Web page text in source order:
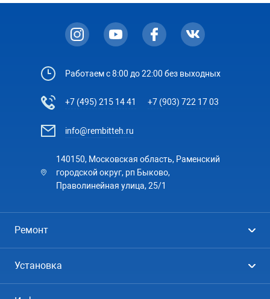
Работаем с 8:00 до 22:00 без выходных
+7 (495) 215 14 41 +7 (903) 722 17 03
info@rembitteh.ru
140150, Московская область, Раменский
городской округ, рп Быково,
Праволинейная улица, 25/1
Ремонт
Установка